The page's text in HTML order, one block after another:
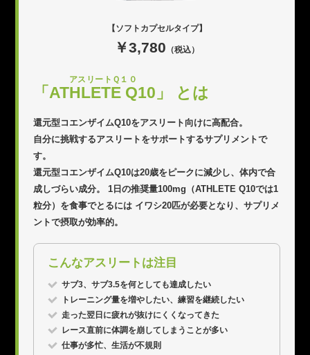
【ソフトカプセルタイプ】
￥3,780 （税込）
「ATHLETE Q
アスリートＱ１０
10」 とは
還元型コエンザイムQ10をアスリート向けに高配合。
自分に挑戦するアスリートをサポートするサプリメントで
す。
還元型コエンザイムQ10は20歳をピークに減少し、 体内で合
成しづらい成分。
粒分）を食事でとるにはイワシ20匹が必要となり、サプリメ
ントで摂取が効率的。
こんなアスリートは注目
サブ3、サブ3.5を何としても達成したい
トレーニング量を増やしたい、練習を継続したい
走った翌日に疲れが抜けにくくなってきた
レース直前に体調を崩してしまうことが多い
仕事が多忙、生活が不規則